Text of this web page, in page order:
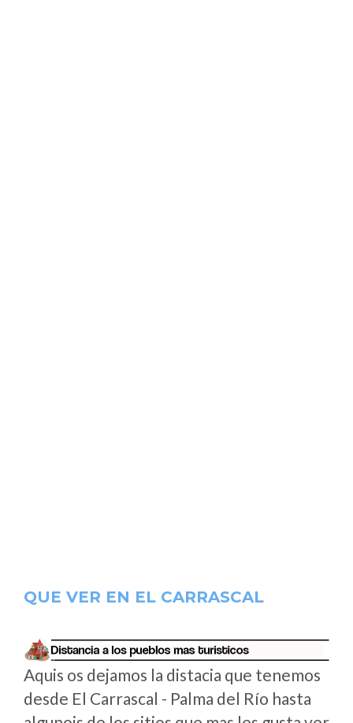
QUE VER EN EL CARRASCAL
Aquis os dejamos la distacia que tenemos
desde El Carrascal - Palma del Río hasta